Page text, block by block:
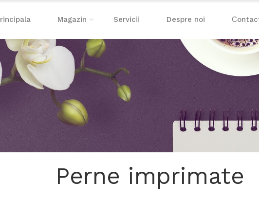
Magazin Servicii Despre noi
Perne imprimate